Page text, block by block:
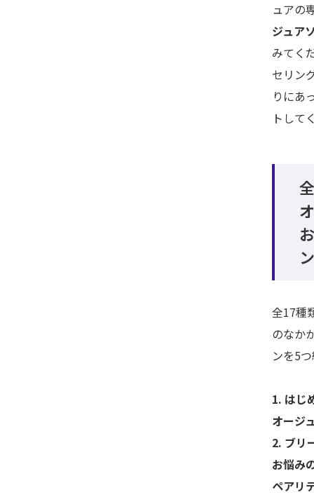
ュアの
ジュア
みてく
セリン
りにあ
トして
全17種
のなか
ンを5
1. はじ
オージ
2. ブリ
お悩み
ペアリ